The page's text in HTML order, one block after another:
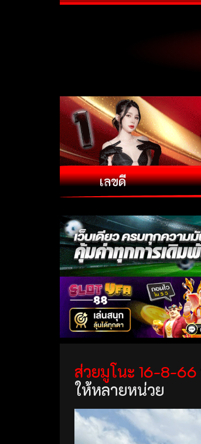
เลขดี
ส่วยมูโนะ 16-8-66
ให้หลายหน่วย